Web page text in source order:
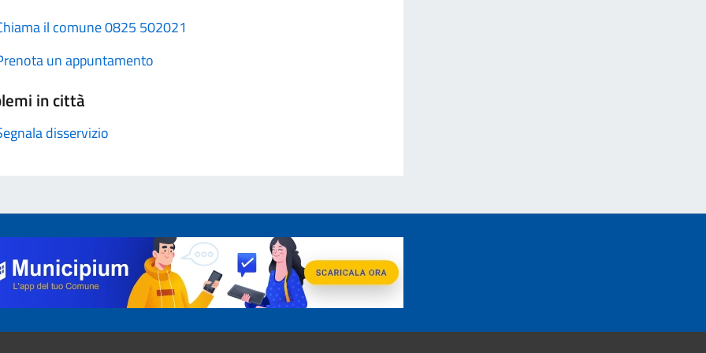
il comune 0825 502021
un appuntamento
in città
disservizio